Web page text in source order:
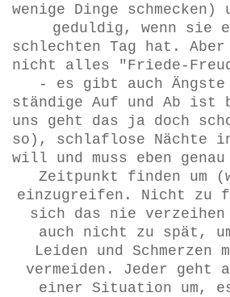
wenige Dinge
geduldig, wenn sie
schlechten Tag hat.
nicht alles "Friede-
- es gibt auch Ängste
ständige Auf und Ab ist
uns geht das ja doch
so), schlaflose Nächte
will und muss eben
Zeitpunkt finden um
einzugreifen. Nicht zu
sich das nie verzeihen
auch nicht zu spät,
Leiden und Schmerzen
vermeiden. Jeder geht
einer Situation um,